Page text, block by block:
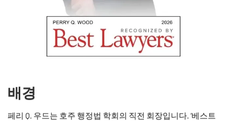
배경
페리 Q. 우드는 호주 행정법 학회의 직전 회장입니다. ‘베스트